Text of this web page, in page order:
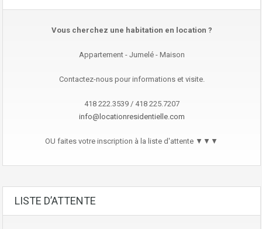
Vous cherchez une habitation en location ?
Appartement - Jumelé - Maison
Contactez-nous pour informations et visite.
418 222.3539 / 418 225.7207
info@locationresidentielle.com
OU faites votre inscription à la liste d'attente ▼▼▼
LISTE D’ATTENTE